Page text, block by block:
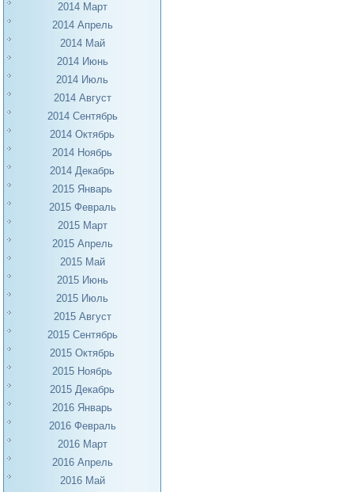
2014 Март
2014 Апрель
2014 Май
2014 Июнь
2014 Июль
2014 Август
2014 Сентябрь
2014 Октябрь
2014 Ноябрь
2014 Декабрь
2015 Январь
2015 Февраль
2015 Март
2015 Апрель
2015 Май
2015 Июнь
2015 Июль
2015 Август
2015 Сентябрь
2015 Октябрь
2015 Ноябрь
2015 Декабрь
2016 Январь
2016 Февраль
2016 Март
2016 Апрель
2016 Май